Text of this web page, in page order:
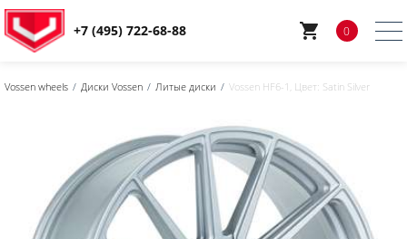
+7 (495) 722-68-88 0
Vossen wheels Диски Vossen Литые диски Vossen HF6-1, Цвет: Satin Silver